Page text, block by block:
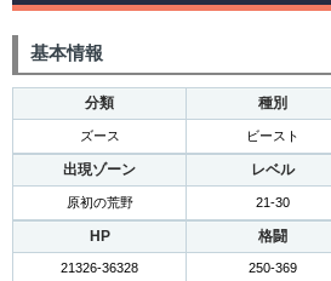
基本情報
分類 種別
ズース ビースト
出現ゾーン レベル
原初の荒野 21-30
HP 格闘
21326-36328 250-369